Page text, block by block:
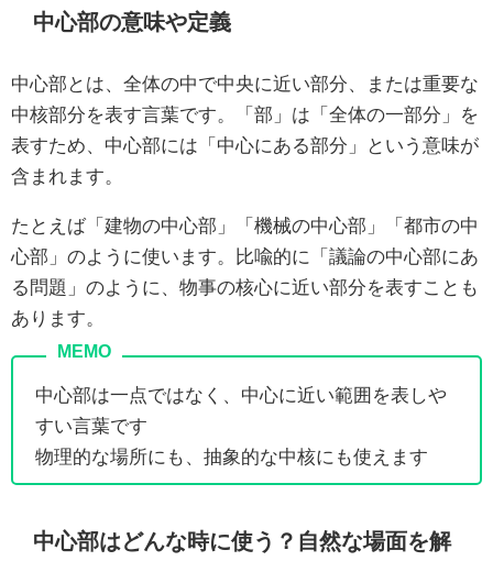
中心部の意味や定義
中心部とは、全体の中で中央に近い部分、または重要な
中核部分を表す言葉です。「部」は「全体の一部分」を
表すため、中心部には「中心にある部分」という意味が
含まれます。
たとえば「建物の中心部」「機械の中心部」「都市の中
心部」のように使います。比喩的に「議論の中心部にあ
る問題」のように、物事の核心に近い部分を表すことも
あります。
中心部は一点ではなく、中心に近い範囲を表しや
すい言葉です
物理的な場所にも、抽象的な中核にも使えます
中心部はどんな時に使う？自然な場面を解